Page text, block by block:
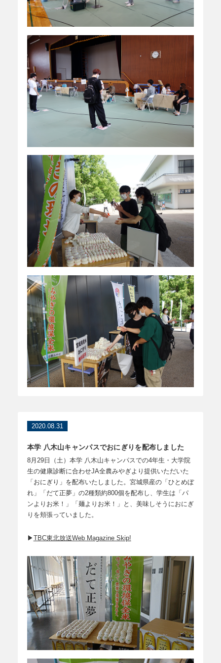
2020.08.31
本学 八木山キャンパスでおにぎりを配布しました
8月29日（土）本学 八木山キャンパスでの4年生・大学院
生の健康診断に合わせJA全農みやぎより提供いただいた
「おにぎり」を配布いたしました。宮城県産の「ひとめぼ
れ」「だて正夢」の2種類約800個を配布し、学生は「パ
ンよりお米！」「麺よりお米！」と、美味しそうにおにぎ
りを頬張っていました。
▶ TBC東北放送Web Magazine Skip!